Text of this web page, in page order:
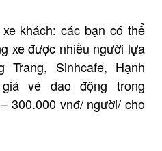
khách: các bạn có thể
xe được nhiều người lựa
Trang, Sinhcafe, Hạnh
vé dao động trong
300.000 vnđ/ người/ cho